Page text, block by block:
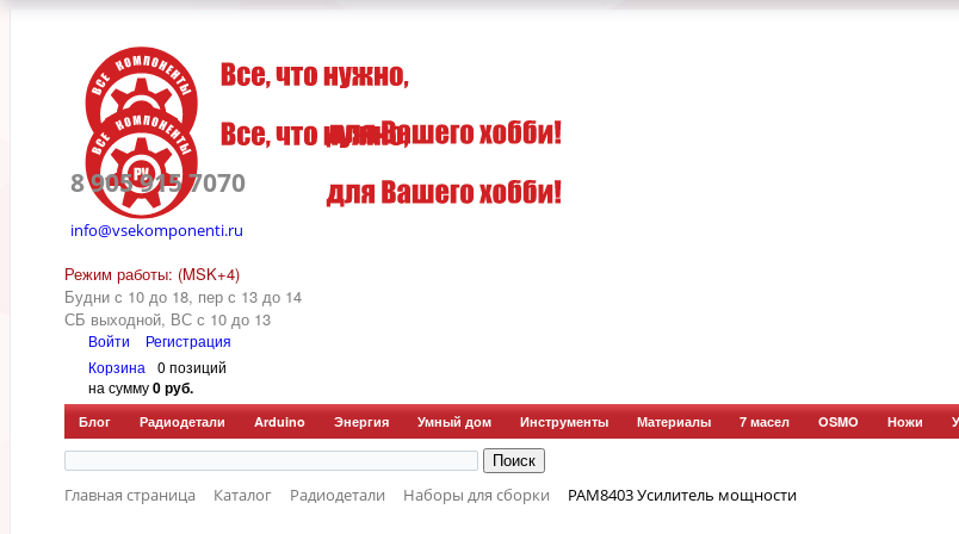
8 905 915 7070
info@vsekomponenti.ru
Режим работы: (MSK+4)
Будни с 10 до 18, пер с 13 до 14
СБ выходной, ВС с 10 до 13
Войти
Регистрация
Корзина
0 позиций
на сумму0 руб.
Блог Радиодетали Arduino Энергия Умный дом Инструменты Материалы 7 масел OSMO Ножи
Главная страница Каталог Радиодетали Наборы для сборки PAM8403 Усилитель мощности